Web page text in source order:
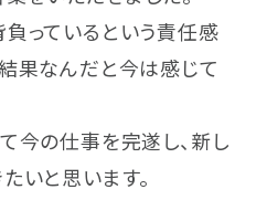
っているという責任感
果なんだと今は感じて
今の仕事を完遂し、新し
いと思います。